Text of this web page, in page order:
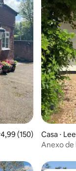
de uma avaliação
4,99 (150)
Casa ⋅
Anexo